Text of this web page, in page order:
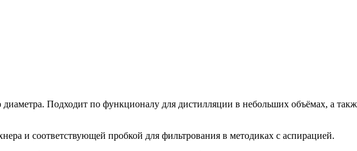
Подходит по функционалу для дистилляции в небольших объёмах, а
и соответствующей пробкой для фильтрования в методиках с аспирацией.